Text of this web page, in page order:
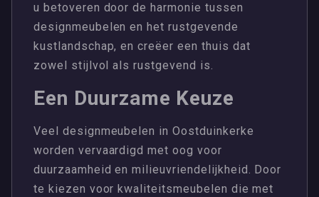
u betoveren door de harmonie tussen
designmeubelen en het rustgevende
kustlandschap, en creëer een thuis dat
zowel stijlvol als rustgevend is.
Een Duurzame Keuze
Veel designmeubelen in Oostduinkerke
worden vervaardigd met oog voor
duurzaamheid en milieuvriendelijkheid. Door
te kiezen voor kwaliteitsmeubelen die met